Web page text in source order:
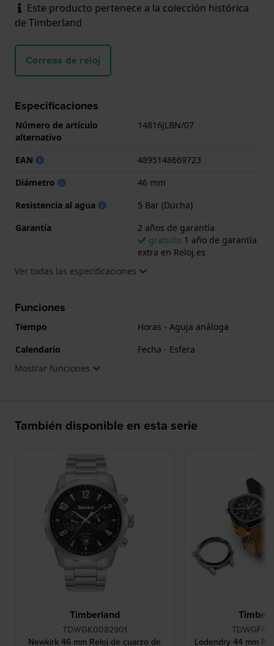
Este producto pertenece a la colección histórica
de Timberland
Correas de reloj
Especificaciones
Número de artículo
alternativo
14816JLBN/07
EAN
4895148669723
Diámetro
46 mm
Resistencia al agua
5 Bar (Ducha)
Garantía
2 años de garantía
gratuito 1 año de garantía
extra en Reloj.es
Ver todas las especificaciones
Funciones
Tiempo
Horas - Aguja análoga
Calendario
Fecha - Esfera
Mostrar funciones
También disponible en esta serie
Timberland
TDWGK0082901
Newkirk 46 mm Reloj de cuarzo de
Lodendry 44 mm